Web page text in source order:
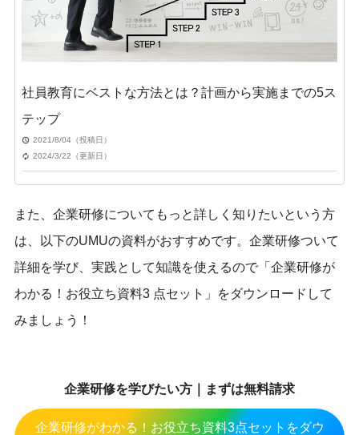
社員教育にベストな方法とは？計画から実施までの5ス
テップ
2021/8/04（投稿日）
2024/3/22（更新日）
また、企業研修についてもっと詳しく知りたいという方
は、以下のUMUの資料がおすすめです。企業研修ついて
詳細を学び、実践として知識を使えるので「企業研修が
わかる！お役立ち資料3 点セット」をダウンロードして
みましょう！
企業研修を学びたい方｜まずは無料請求
企業研修がわかる！お役立ち資料3点セットをダウ